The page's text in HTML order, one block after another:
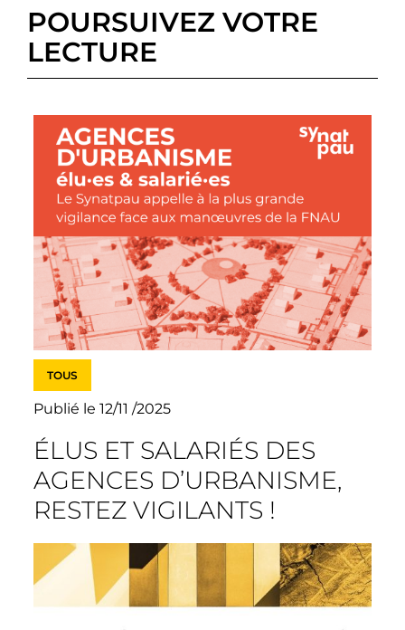
POURSUIVEZ VOTRE
LECTURE
TOUS
Publié le 12/11 /2025
ÉLUS ET SALARIÉS DES
AGENCES D’URBANISME,
RESTEZ VIGILANTS !